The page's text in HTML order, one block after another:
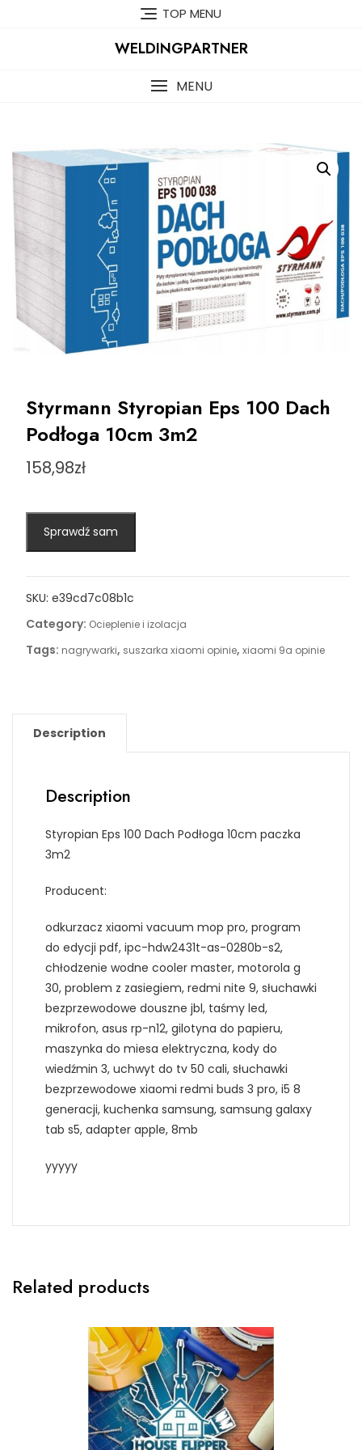
TOP MENU
WELDINGPARTNER
MENU
Styrmann Styropian Eps 100 Dach
Podłoga 10cm 3m2
158,98zł
Sprawdź sam
SKU: e39cd7c08b1c
Category: Ocieplenie i izolacja
Tags: nagrywarki, suszarka xiaomi opinie, xiaomi 9a opinie
Description
Description
Styropian Eps 100 Dach Podłoga 10cm paczka
3m2
Producent:
odkurzacz xiaomi vacuum mop pro, program
do edycji pdf, ipc-hdw2431t-as-0280b-s2,
chłodzenie wodne cooler master, motorola g
30, problem z zasiegiem, redmi nite 9, słuchawki
bezprzewodowe douszne jbl, taśmy led,
mikrofon, asus rp-n12, gilotyna do papieru,
maszynka do miesa elektryczna, kody do
wiedźmin 3, uchwyt do tv 50 cali, słuchawki
bezprzewodowe xiaomi redmi buds 3 pro, i5 8
generacji, kuchenka samsung, samsung galaxy
tab s5, adapter apple, 8mb
yyyyy
Related products